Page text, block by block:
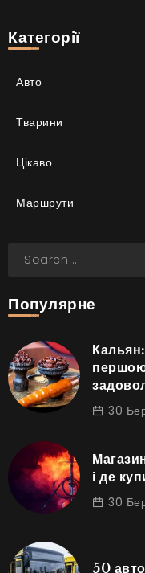
Категорії
Авто
Тварини
Цікаво
Маршрути
Популярне
першою
30
і де
30
50